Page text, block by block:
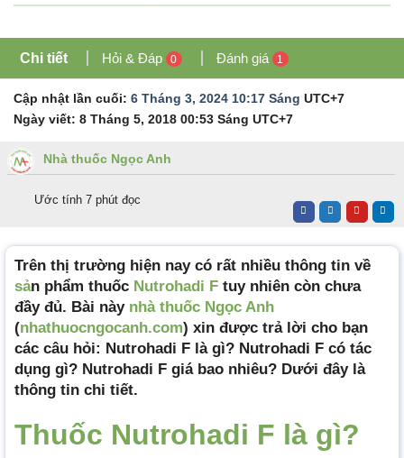
Chi tiết Hỏi & Đáp 0 Đánh giá 1
Cập nhật lần cuối: 6 Tháng 3, 2024 10:17 Sáng UTC+7
Ngày viết: 8 Tháng 5, 2018 00:53 Sáng UTC+7
Nhà thuốc Ngọc Anh
Ước tính 7 phút đọc
Trên thị trường hiện nay có rất nhiều thông tin về
sản phẩm thuốc Nutrohadi F tuy nhiên còn chưa
đầy đủ. Bài này nhà thuốc Ngọc Anh
(nhathuocngocanh.com) xin được trả lời cho bạn
các câu hỏi: Nutrohadi F là gì? Nutrohadi F có tác
dụng gì? Nutrohadi F giá bao nhiêu? Dưới đây là
thông tin chi tiết.
Thuốc Nutrohadi F là gì?